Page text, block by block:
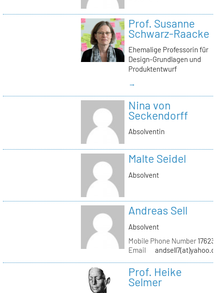
Prof. Susanne
Schwarz-Raacke
Ehemalige Professorin für
Design-Grundlagen und
Produktentwurf
→
Nina von
Seckendorff
Absolventin
Malte Seidel
Absolvent
Andreas Sell
Absolvent
Mobile Phone Number
Email
Prof. Heike
Selmer